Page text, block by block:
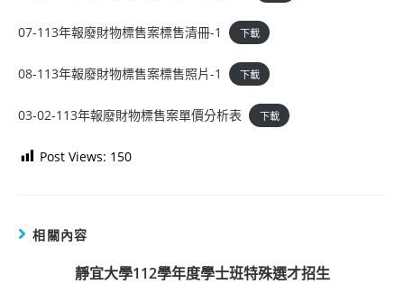
07-113年報廢財物標售案標售清冊-1 下載
08-113年報廢財物標售案標售照片-1 下載
03-02-113年報廢財物標售案單價分析表 下載
Post Views: 150
相關內容
靜宜大學112學年度學士班特殊選才招生